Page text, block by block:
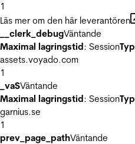
1
Läs mer om den här leverantören
__clerk_debugVäntande
Maximal lagringstid: SessionTyp
assets.voyado.com
1
_vaSVäntande
Maximal lagringstid: SessionTyp
garnius.se
1
prev_page_pathVäntande